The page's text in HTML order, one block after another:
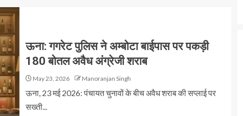
ऊना: गगरेट पुलिस ने अम्बोटा बाईपास पर पकड़ी
180 बोतल अवैध अंग्रेजी शराब
May 23, 2026 Manoranjan Singh
ऊना, 23 मई 2026: पंचायत चुनावों के बीच अवैध शराब की सप्लाई पर
सख्ती...